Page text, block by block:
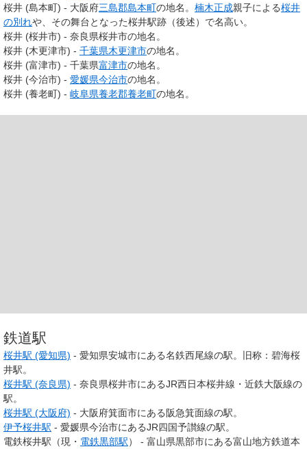
桜井 (島本町) - 大阪府三島郡島本町の地名。 楠木正成親子による桜井
の別れや、その舞台となった桜井駅跡（後述）で名高い。
桜井 (桜井市) - 奈良県桜井市の地名。
桜井 (木更津市) - 千葉県木更津市の地名。
桜井 (富津市) - 千葉県富津市の地名。
桜井 (今治市) - 愛媛県今治市の地名。
桜井 (養老町) - 岐阜県養老郡養老町の地名。
鉄道駅
桜井駅 (愛知県) - 愛知県安城市にある名鉄西尾線の駅。旧称：碧海桜
井駅。
桜井駅 (奈良県) - 奈良県桜井市にあるJR西日本桜井線・近鉄大阪線の
駅。
桜井駅 (大阪府) - 大阪府箕面市にある阪急箕面線の駅。
伊予桜井駅 - 愛媛県今治市にあるJR四国予讃線の駅。
電鉄桜井駅（現・ 電鉄黒部駅） - 富山県黒部市にある富山地方鉄道本